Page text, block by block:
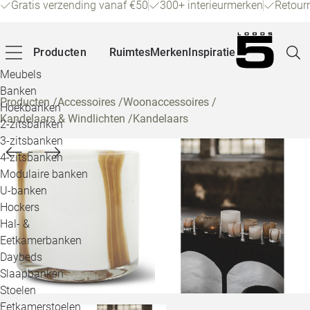
Gratis verzending vanaf €50 300+ interieurmerken
Producten
Meubels
Banken
Hoekbanken
2-zitsbanken
3-zitsbanken
4-zitsbanken
Modulaire banken
U-banken
Hockers
Hal- &
Eetkamerbanken
Daybeds
Slaapbanken
Stoelen
Eetkamerstoelen
RuimtesMerkenInspiratie
Producten/Accessoires /Woonaccessoires /
Kandelaars & Windlichten /Kandelaars